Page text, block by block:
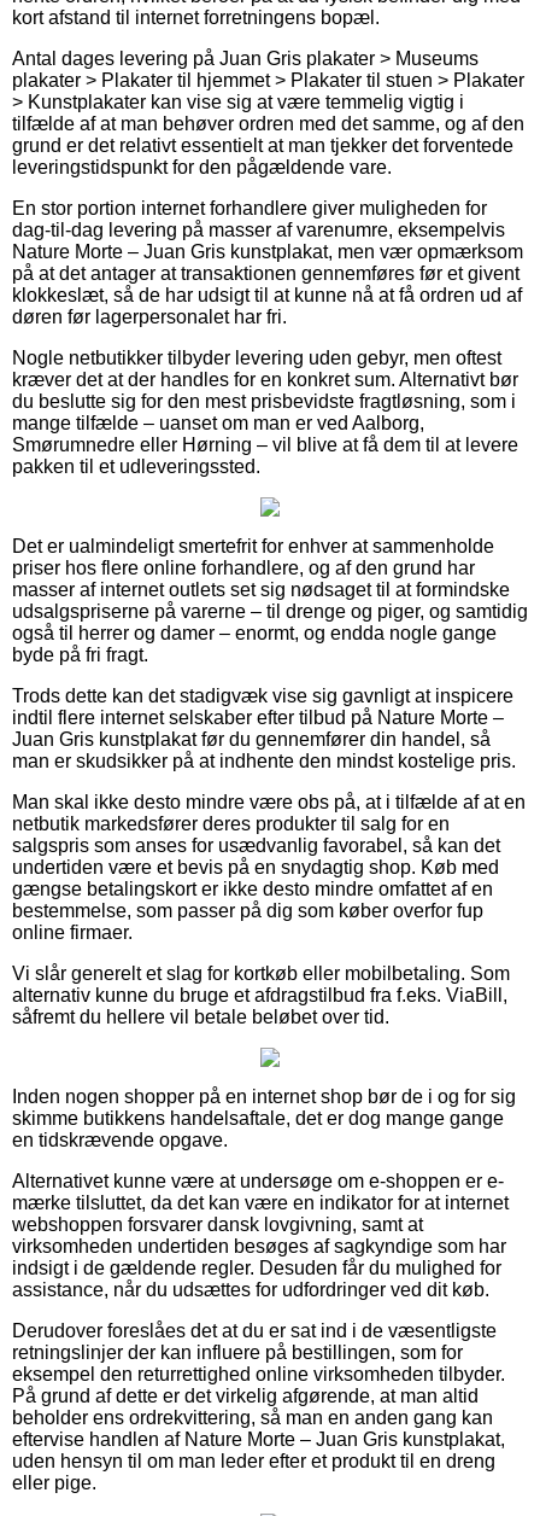
kort afstand til internet forretningens bopæl.
Antal dages levering på Juan Gris plakater > Museums
plakater > Plakater til hjemmet > Plakater til stuen > Plakater
> Kunstplakater kan vise sig at være temmelig vigtig i
tilfælde af at man behøver ordren med det samme, og af den
grund er det relativt essentielt at man tjekker det forventede
leveringstidspunkt for den pågældende vare.
En stor portion internet forhandlere giver muligheden for
dag-til-dag levering på masser af varenumre, eksempelvis
Nature Morte – Juan Gris kunstplakat, men vær opmærksom
på at det antager at transaktionen gennemføres før et givent
klokkeslæt, så de har udsigt til at kunne nå at få ordren ud af
døren før lagerpersonalet har fri.
Nogle netbutikker tilbyder levering uden gebyr, men oftest
kræver det at der handles for en konkret sum. Alternativt bør
du beslutte sig for den mest prisbevidste fragtløsning, som i
mange tilfælde – uanset om man er ved Aalborg,
Smørumnedre eller Hørning – vil blive at få dem til at levere
pakken til et udleveringssted.
Det er ualmindeligt smertefrit for enhver at sammenholde
priser hos flere online forhandlere, og af den grund har
masser af internet outlets set sig nødsaget til at formindske
udsalgspriserne på varerne – til drenge og piger, og samtidig
også til herrer og damer – enormt, og endda nogle gange
byde på fri fragt.
Trods dette kan det stadigvæk vise sig gavnligt at inspicere
indtil flere internet selskaber efter tilbud på Nature Morte –
Juan Gris kunstplakat før du gennemfører din handel, så
man er skudsikker på at indhente den mindst kostelige pris.
Man skal ikke desto mindre være obs på, at i tilfælde af at en
netbutik markedsfører deres produkter til salg for en
salgspris som anses for usædvanlig favorabel, så kan det
undertiden være et bevis på en snydagtig shop. Køb med
gængse betalingskort er ikke desto mindre omfattet af en
bestemmelse, som passer på dig som køber overfor fup
online firmaer.
Vi slår generelt et slag for kortkøb eller mobilbetaling. Som
alternativ kunne du bruge et afdragstilbud fra f.eks. ViaBill,
såfremt du hellere vil betale beløbet over tid.
Inden nogen shopper på en internet shop bør de i og for sig
skimme butikkens handelsaftale, det er dog mange gange
en tidskrævende opgave.
Alternativet kunne være at undersøge om e-shoppen er e-
mærke tilsluttet, da det kan være en indikator for at internet
webshoppen forsvarer dansk lovgivning, samt at
virksomheden undertiden besøges af sagkyndige som har
indsigt i de gældende regler. Desuden får du mulighed for
assistance, når du udsættes for udfordringer ved dit køb.
Derudover foreslåes det at du er sat ind i de væsentligste
retningslinjer der kan influere på bestillingen, som for
eksempel den returrettighed online virksomheden tilbyder.
På grund af dette er det virkelig afgørende, at man altid
beholder ens ordrekvittering, så man en anden gang kan
eftervise handlen af Nature Morte – Juan Gris kunstplakat,
uden hensyn til om man leder efter et produkt til en dreng
eller pige.